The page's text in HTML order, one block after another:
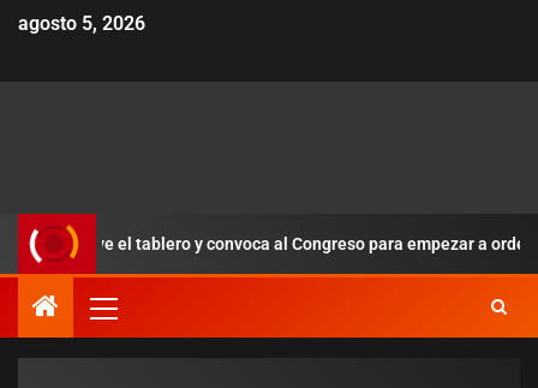
agosto 5, 2026
mueve el tablero y convoca al Congreso para empezar a ordenar la